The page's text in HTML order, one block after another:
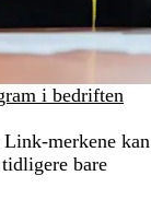
i bedriften
merkene kan
bare